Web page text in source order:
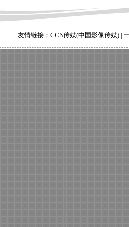
友情链接： CCN传媒(中国影像传媒) |